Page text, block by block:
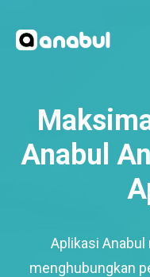
Anabul
Aplikasi
menghubungkan